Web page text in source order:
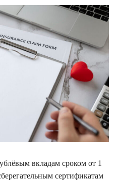
вкладам сроком от 1
сертификатам